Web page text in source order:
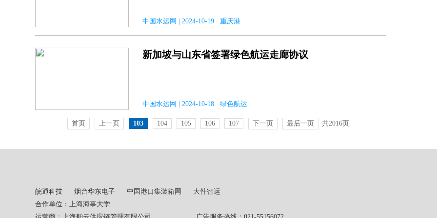
中国水运网 | 2024-10-19 重庆港
新加坡与山东省签署绿色航运走廊协议
中国水运网 | 2024-10-18 绿色航运
首页 上一页 103 104 105 106 107 下一页 最后一页 共2016页
皖通科技 烟台华东电子 中国港口集装箱网
大件智运
合作单位：上海海事大学